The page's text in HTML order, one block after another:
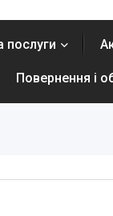
послуги
Повернення і